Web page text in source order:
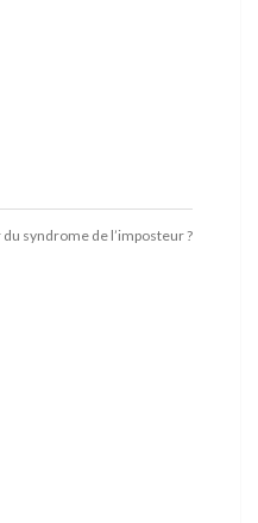
syndrome de l’imposteur ?